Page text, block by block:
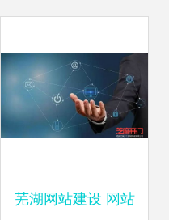
芜湖网站建设 网站